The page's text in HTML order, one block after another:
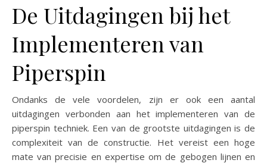
De Uitdagingen bij het
Implementeren van
Piperspin
Ondanks de vele voordelen, zijn er ook een aantal
uitdagingen verbonden aan het implementeren van de
piperspin techniek. Een van de grootste uitdagingen is de
complexiteit van de constructie. Het vereist een hoge
mate van precisie en expertise om de gebogen lijnen en